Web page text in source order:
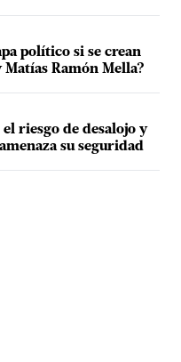
político si se crean
Ramón Mella?
riesgo de desalojo y
su seguridad